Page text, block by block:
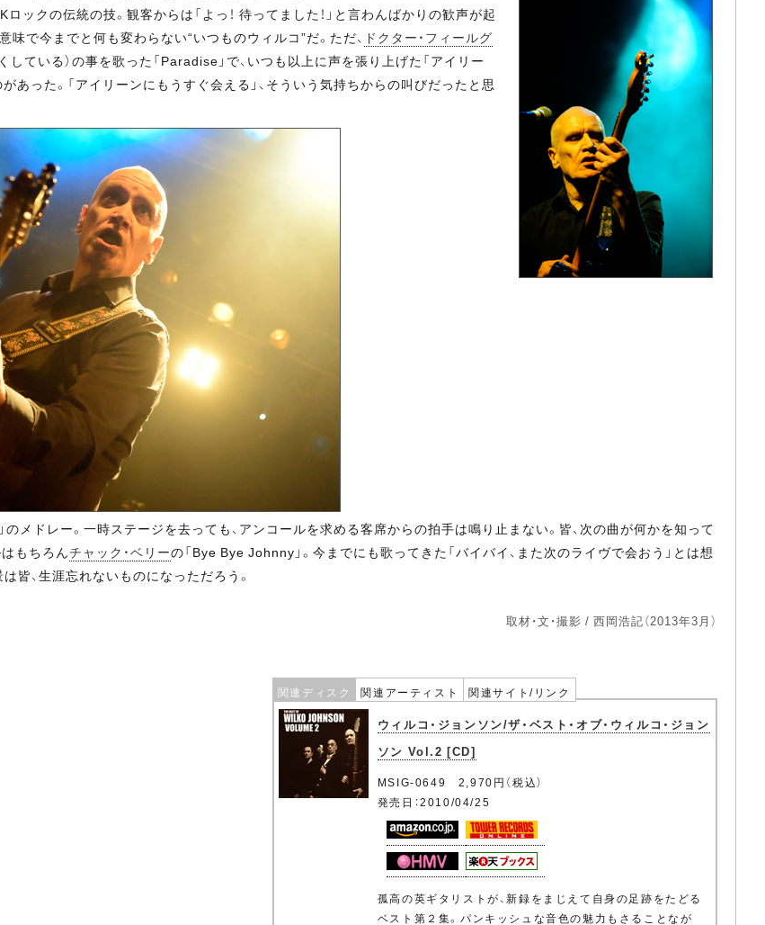
ックの伝統の技。観客からは「よっ！ 待ってました！」と言わんばかりの歓声が起
で今までと何も変わらない“いつものウィルコ”だ。ただ、 ドクター・フィールグ
ている）の事を歌った「Paradise」で、いつも以上に声を張り上げた「アイリー
あった。「アイリーンにもうすぐ会える」、そういう気持ちからの叫びだったと思
メドレー。一時ステージを去っても、アンコールを求める客席からの拍手は鳴り止まない。皆、次の曲が何かを知って
もちろんチャック・ベリーの「Bye Bye Johnny」。今までにも歌ってきた「バイバイ、また次のライヴで会おう」とは想
皆、生涯忘れないものになっただろう。
取材・文・撮影 / 西岡浩記（2013年3月）
関連ディスク 関連アーティスト 関連サイト/リンク
ウィルコ・ジョンソン/ザ・ベスト・オブ・ウィルコ・ジョン
ソン Vol.2 [CD]
MSIG-0649 2,970円（税込）
発売日：2010/04/25
孤高の英ギタリストが、新録をまじえて自身の足跡をたどる
ベスト第２集。パンキッシュな音色の魅力もさることなが